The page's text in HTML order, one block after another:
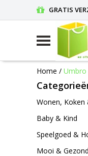
GRATIS
Home / Umbro
Wonen, Koken
Baby & Kind
Speelgoed &
Mooi & Gezond